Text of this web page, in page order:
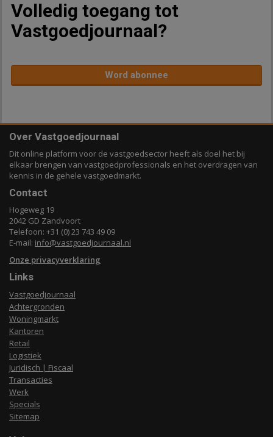
Volledig toegang tot
Vastgoedjournaal?
Word abonnee
Over Vastgoedjournaal
Dit online platform voor de vastgoedsector heeft als doel het bij
elkaar brengen van vastgoedprofessionals en het overdragen van
kennis in de gehele vastgoedmarkt.
Contact
Hogeweg 19
2042 GD Zandvoort
Telefoon: +31 (0) 23 743 49 09
E-mail: info@vastgoedjournaal.nl
Onze privacyverklaring
Links
Vastgoedjournaal
Achtergronden
Woningmarkt
Kantoren
Retail
Logistiek
Juridisch | Fiscaal
Transacties
Werk
Specials
Sitemap